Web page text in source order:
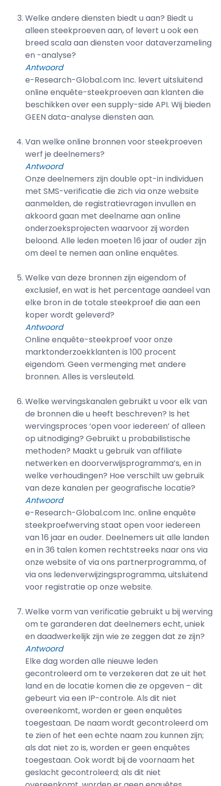
Welke andere diensten biedt u aan? Biedt u
alleen steekproeven aan, of levert u ook een
breed scala aan diensten voor dataverzameling
en -analyse?
Antwoord
e-Research-Global.com Inc. levert uitsluitend
online enquête-steekproeven aan klanten die
beschikken over een supply-side API. Wij bieden
GEEN data-analyse diensten aan.
Van welke online bronnen voor steekproeven
werf je deelnemers?
Antwoord
Onze deelnemers zijn double opt-in individuen
met SMS-verificatie die zich via onze website
aanmelden, de registratievragen invullen en
akkoord gaan met deelname aan online
onderzoeksprojecten waarvoor zij worden
beloond. Alle leden moeten 16 jaar of ouder zijn
om deel te nemen aan online enquêtes.
Welke van deze bronnen zijn eigendom of
exclusief, en wat is het percentage aandeel van
elke bron in de totale steekproef die aan een
koper wordt geleverd?
Antwoord
Online enquête-steekproef voor onze
marktonderzoekklanten is 100 procent
eigendom. Geen vermenging met andere
bronnen. Alles is versleuteld.
Welke wervingskanalen gebruikt u voor elk van
de bronnen die u heeft beschreven? Is het
wervingsproces ‘open voor iedereen’ of alleen
op uitnodiging? Gebruikt u probabilistische
methoden? Maakt u gebruik van affiliate
netwerken en doorverwijsprogramma’s, en in
welke verhoudingen? Hoe verschilt uw gebruik
van deze kanalen per geografische locatie?
Antwoord
e-Research-Global.com Inc. online enquête
steekproefwerving staat open voor iedereen
van 16 jaar en ouder. Deelnemers uit alle landen
en in 36 talen komen rechtstreeks naar ons via
onze website of via ons partnerprogramma, of
via ons ledenverwijzingsprogramma, uitsluitend
voor registratie op onze website.
Welke vorm van verificatie gebruikt u bij werving
om te garanderen dat deelnemers echt, uniek
en daadwerkelijk zijn wie ze zeggen dat ze zijn?
Antwoord
Elke dag worden alle nieuwe leden
gecontroleerd om te verzekeren dat ze uit het
land en de locatie komen die ze opgeven – dit
gebeurt via een IP-controle. Als dit niet
overeenkomt, worden er geen enquêtes
toegestaan. De naam wordt gecontroleerd om
te zien of het een echte naam zou kunnen zijn;
als dat niet zo is, worden er geen enquêtes
toegestaan. Ook wordt bij de voornaam het
geslacht gecontroleerd; als dit niet